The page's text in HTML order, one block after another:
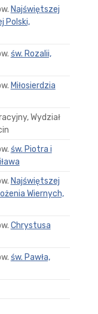
Najświętszej
Polski,
św. Rozalii,
Miłosierdzia
Wydział
św. Piotra i
Najświętszej
Wiernych,
Chrystusa
św. Pawła,